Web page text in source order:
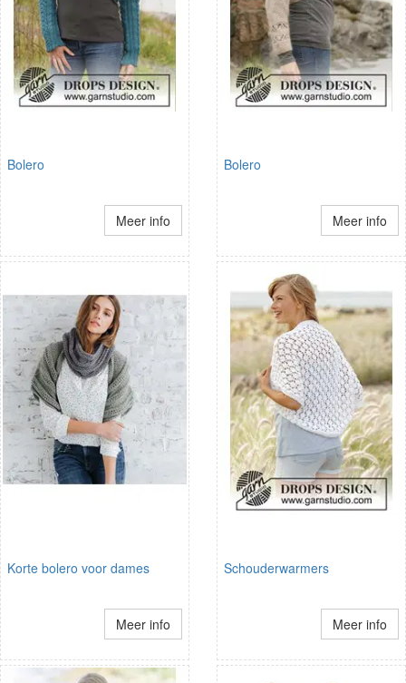
Bolero
Meer info
Bolero
Meer info
Korte bolero voor dames
Meer info
Schouderwarmers
Meer info